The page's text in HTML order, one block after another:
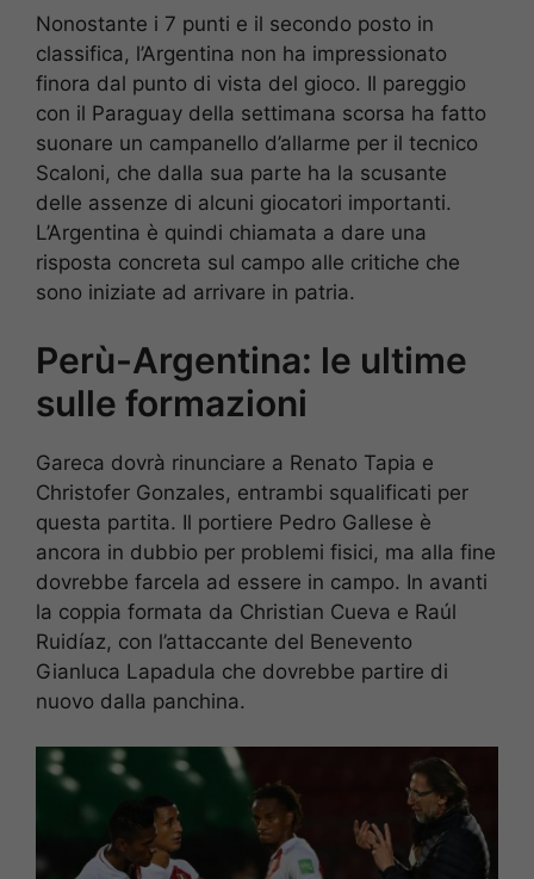
Nonostante i 7 punti e il secondo posto in
classifica, l’Argentina non ha impressionato
finora dal punto di vista del gioco. Il pareggio
con il Paraguay della settimana scorsa ha fatto
suonare un campanello d’allarme per il tecnico
Scaloni, che dalla sua parte ha la scusante
delle assenze di alcuni giocatori importanti.
L’Argentina è quindi chiamata a dare una
risposta concreta sul campo alle critiche che
sono iniziate ad arrivare in patria.
Perù-Argentina: le ultime
sulle formazioni
Gareca dovrà rinunciare a Renato Tapia e
Christofer Gonzales, entrambi squalificati per
questa partita. Il portiere Pedro Gallese è
ancora in dubbio per problemi fisici, ma alla fine
dovrebbe farcela ad essere in campo. In avanti
la coppia formata da Christian Cueva e Raúl
Ruidíaz, con l’attaccante del Benevento
Gianluca Lapadula che dovrebbe partire di
nuovo dalla panchina.